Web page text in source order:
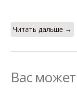
Читать дальше →
Вас